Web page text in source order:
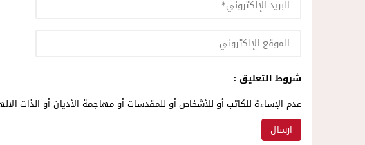
شروط التعليق :
عدم الإساءة للكاتب أو للأشخاص أو للمقدسات أو مهاجمة الأديان أو الذات